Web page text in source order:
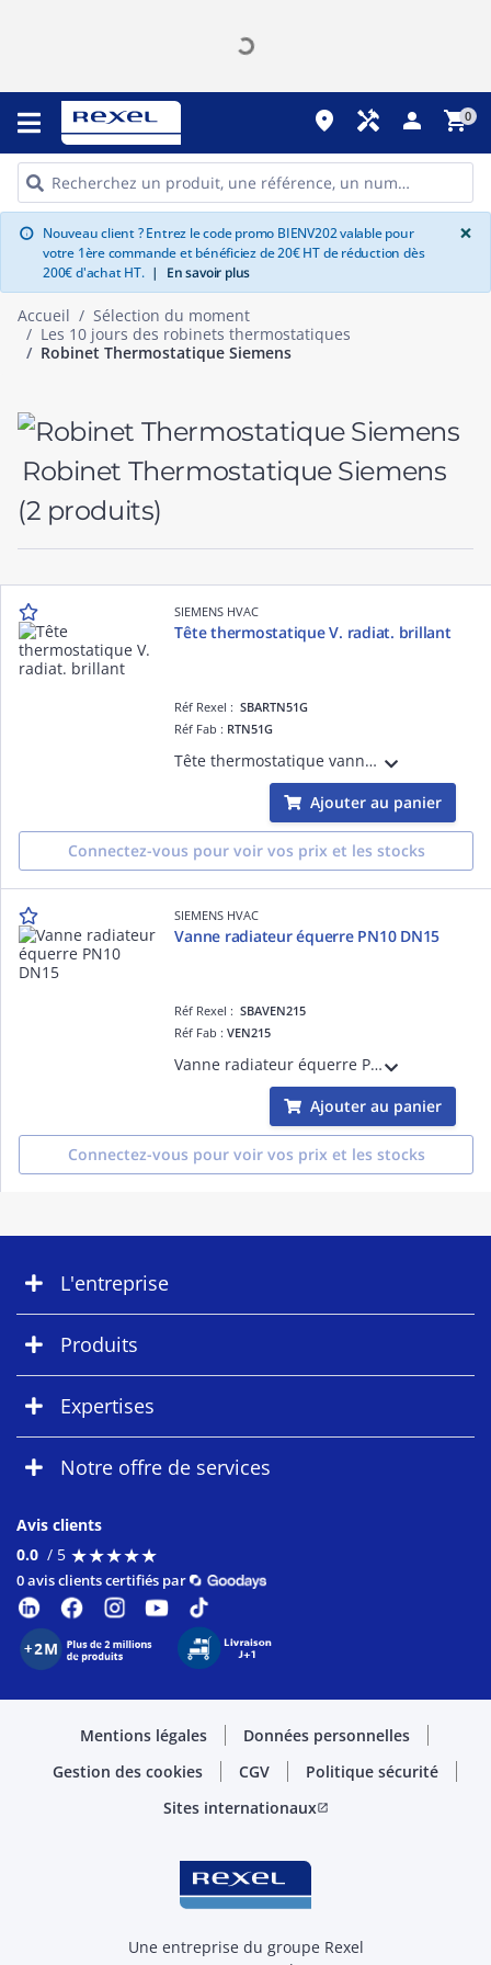
place handyman person shopping_cart0
info Nouveau client ? Entrez le code promo BIENV202 valable pour
votre 1ère commande et bénéficiez de 20€ HT de réduction dès
200€ d'achat HT. | En savoir plus
×
Accueil
Sélection du moment
Les 10 jours des robinets thermostatiques
Robinet Thermostatique Siemens
Robinet Thermostatique Siemens
(2 produits)
SIEMENS HVAC
Tête thermostatique V. radiat. brillant
Réf Rexel :SBARTN51G
Réf Fab : RTN51G
Tête thermostatique vanne radiateur
Ajouter au panier
Connectez-vous pour voir vos prix et les stocks
SIEMENS HVAC
Vanne radiateur équerre PN10 DN15
Réf Rexel :SBAVEN215
Réf Fab :VEN215
Vanne radiateur équerre PN10 DN15
Ajouter au panier
Connectez-vous pour voir vos prix et les stocks
L'entreprise
Produits
Expertises
Notre offre de services
Avis clients
0.0 / 5 ★★★★★
★★★★★
0 avis clients certifiés par
Mentions légales
Données personnelles
Gestion des cookies
CGV
Politique sécurité
Sites internationauxopen_in_new
Une entreprise du groupe Rexel